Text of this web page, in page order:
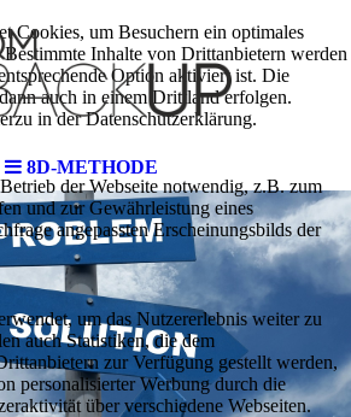
8D-METHODE
Cookies, um Besuchern ein optimales
Inhalte von Drittanbietern werden
Option aktiviert ist. Die
auch in einem Drittland erfolgen.
in der Datenschutzerklärung.
der Webseite notwendig, z.B. zum
und zur Gewährleistung eines
angepassten Erscheinungsbilds der
um das Nutzererlebnis weiter zu
auch Statistiken, die dem
zur Verfügung gestellt werden,
personalisierter Werbung durch die
über verschiedene Webseiten.